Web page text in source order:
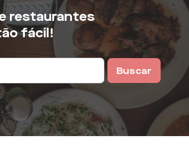
restaurantes
fácil!
Buscar